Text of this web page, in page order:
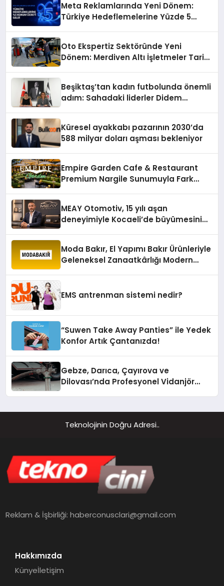
Meta Reklamlarında Yeni Dönem:
Türkiye Hedeflemelerine Yüzde 5
Oto Ekspertiz Sektöründe Yeni
Dönem: Merdiven Altı İşletmeler Tarih
Beşiktaş’tan kadın futbolunda önemli
adım: Sahadaki liderler Didem
Küresel ayakkabı pazarının 2030’da
588 milyar doları aşması bekleniyor
Empire Garden Cafe & Restaurant
Premium Nargile Sunumuyla Fark
MEAY Otomotiv, 15 yılı aşan
deneyimiyle Kocaeli’de büyümesini
Moda Bakır, El Yapımı Bakır Ürünleriyle
Geleneksel Zanaatkârlığı Modern
EMS antrenman sistemi nedir?
“Suwen Take Away Panties” ile Yedek
Konfor Artık Çantanızda!
Gebze, Darıca, Çayırova ve
Dilovası’nda Profesyonel Vidanjör
Teknolojinin Doğru Adresi..
Reklam & İşbirliği:haberconusclari@gmail.com
Hakkımızda
Künyeİletişim